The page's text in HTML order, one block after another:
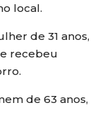
local.
de 31 anos,
recebeu
de 63 anos,